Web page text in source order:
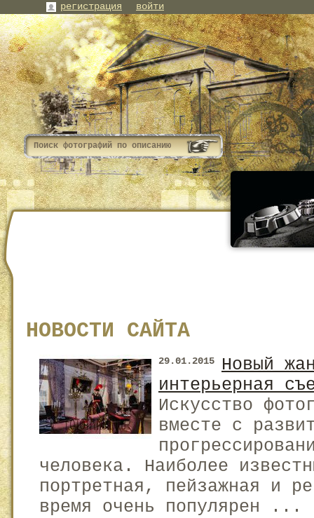
НОВОСТИ САЙТА
29.01.2015
Новый
интерьерная
Искусство
вместе с
человека. Наиболее
портретная, пейзажная и
время очень популярен ...
регистрация войти